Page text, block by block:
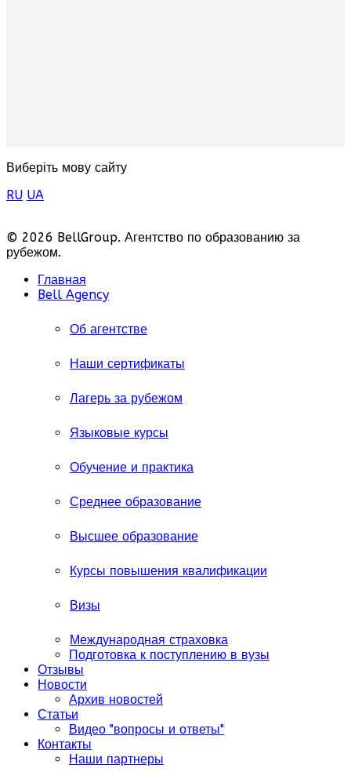
Виберіть мову сайту
RU UA
© 2026 BellGroup. Агентство по образованию за
рубежом.
Главная
Bell Agency
Об агентстве
Наши сертификаты
Лагерь за рубежом
Языковые курсы
Обучение и практика
Среднее образование
Высшее образование
Курсы повышения квалификации
Визы
Международная страховка
Подготовка к поступлению в вузы
Отзывы
Новости
Архив новостей
Статьи
Видео "вопросы и ответы"
Контакты
Наши партнеры